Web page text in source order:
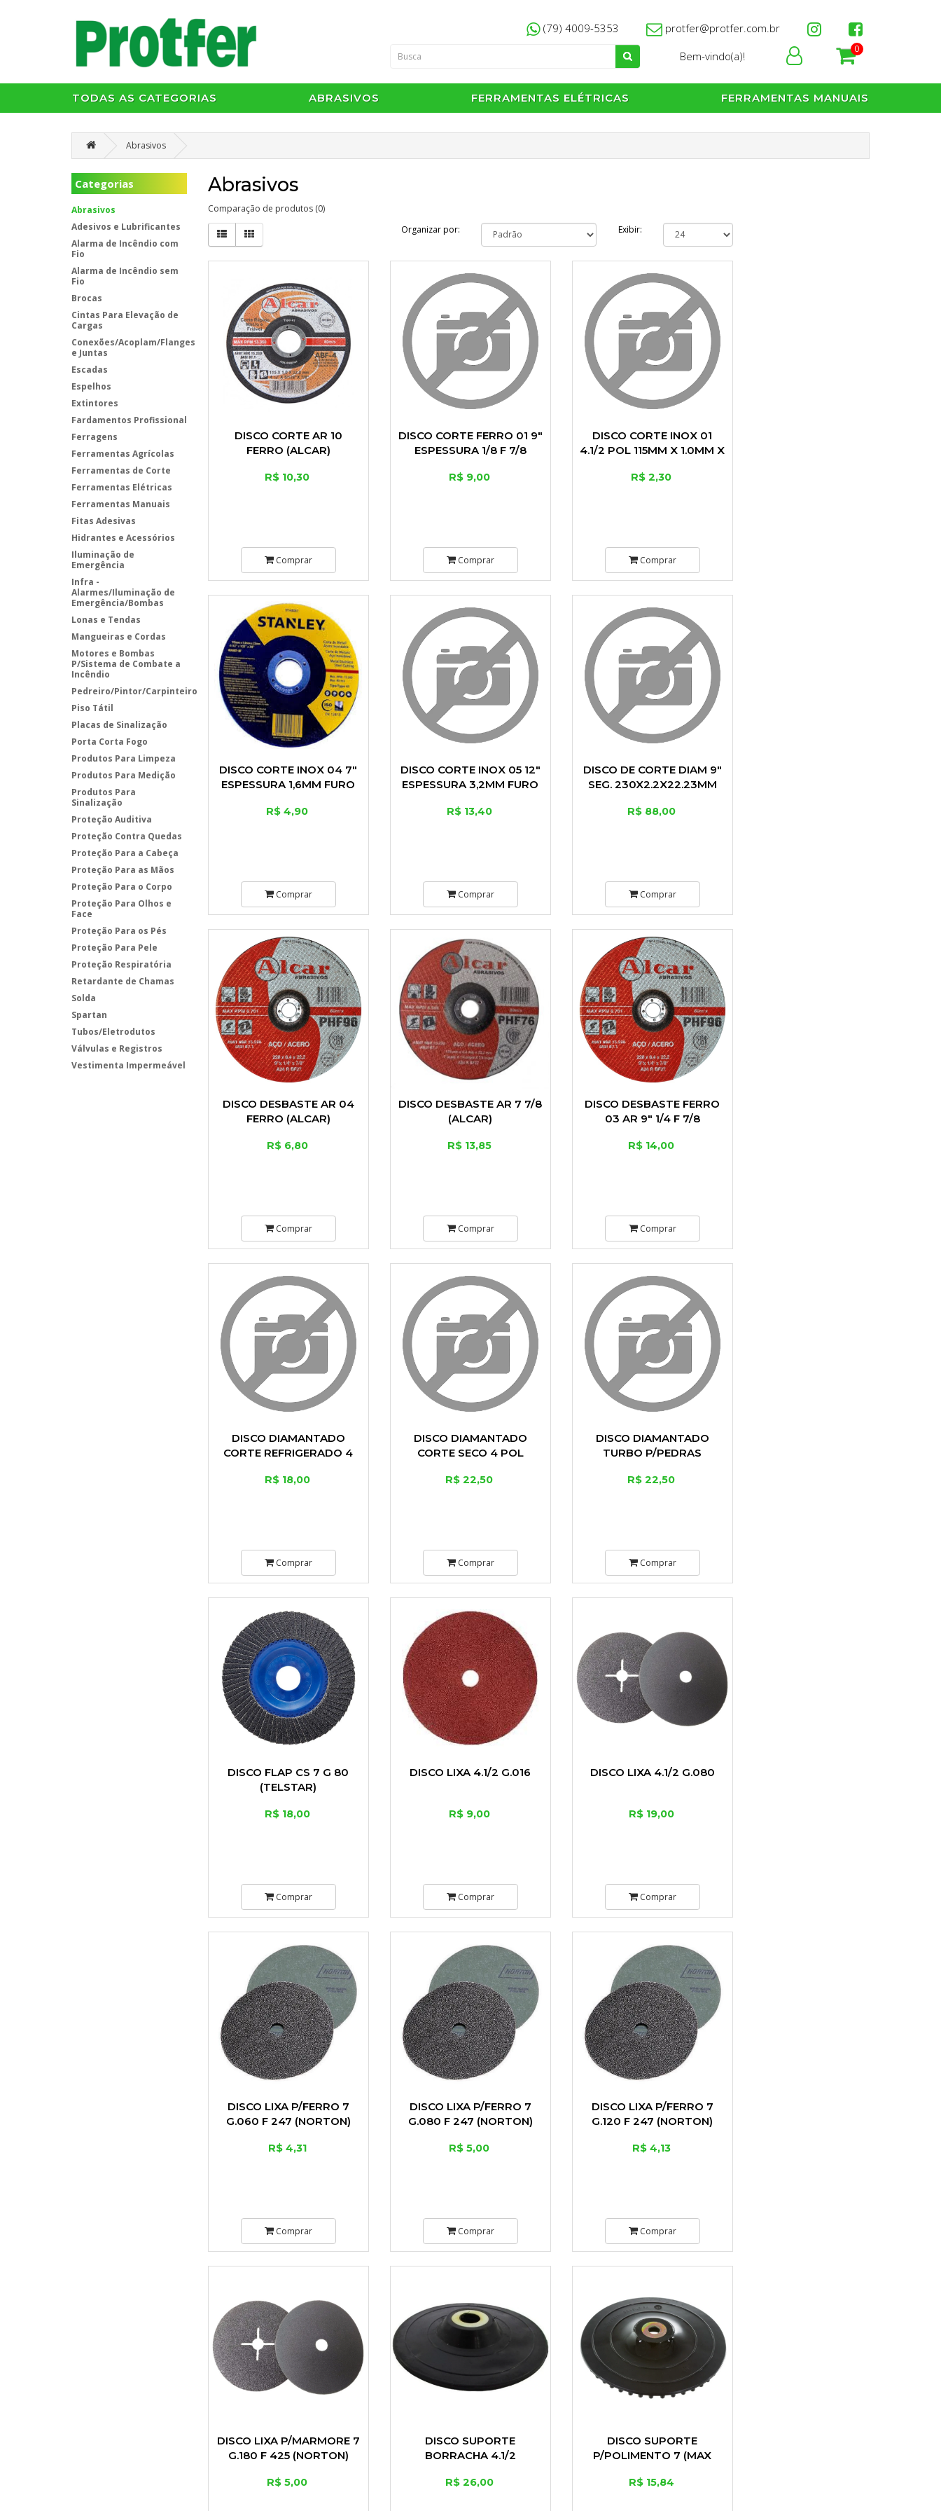
(79) 4009-5353 protfer@protfer.com.br
Bem-vindo(a)!
0
TODAS AS CATEGORIAS ABRASIVOS FERRAMENTAS ELÉTRICAS FERRAMENTAS MANUAIS
Abrasivos
Categorias
Abrasivos
Adesivos e Lubrificantes
Alarma de Incêndio com
Fio
Alarma de Incêndio sem
Fio
Brocas
Cintas Para Elevação de
Cargas
Conexões/Acoplam/Flanges
e Juntas
Escadas
Espelhos
Extintores
Fardamentos Profissional
Ferragens
Ferramentas Agrícolas
Ferramentas de Corte
Ferramentas Elétricas
Ferramentas Manuais
Fitas Adesivas
Hidrantes e Acessórios
Iluminação de
Emergência
Infra -
Alarmes/Iluminação de
Emergência/Bombas
Lonas e Tendas
Mangueiras e Cordas
Motores e Bombas
P/Sistema de Combate a
Incêndio
Pedreiro/Pintor/Carpinteiro
Piso Tátil
Placas de Sinalização
Porta Corta Fogo
Produtos Para Limpeza
Produtos Para Medição
Produtos Para
Sinalização
Proteção Auditiva
Proteção Contra Quedas
Proteção Para a Cabeça
Proteção Para as Mãos
Proteção Para o Corpo
Proteção Para Olhos e
Face
Proteção Para os Pés
Proteção Para Pele
Proteção Respiratória
Retardante de Chamas
Solda
Spartan
Tubos/Eletrodutos
Válvulas e Registros
Vestimenta Impermeável
Abrasivos
Comparação de produtos (0)
Organizar por:
Exibir:
DISCO CORTE AR 10
FERRO (ALCAR)
R$ 10,30
Comprar
DISCO CORTE FERRO 01 9"
ESPESSURA 1/8 F 7/8
R$ 9,00
Comprar
DISCO CORTE INOX 01
4.1/2 POL 115MM X 1.0MM X
R$ 2,30
Comprar
DISCO CORTE INOX 04 7"
ESPESSURA 1,6MM FURO
R$ 4,90
Comprar
DISCO CORTE INOX 05 12"
ESPESSURA 3,2MM FURO
R$ 13,40
Comprar
DISCO DE CORTE DIAM 9"
SEG. 230X2.2X22.23MM
R$ 88,00
Comprar
DISCO DESBASTE AR 04
FERRO (ALCAR)
R$ 6,80
Comprar
DISCO DESBASTE AR 7 7/8
(ALCAR)
R$ 13,85
Comprar
DISCO DESBASTE FERRO
03 AR 9" 1/4 F 7/8
R$ 14,00
Comprar
DISCO DIAMANTADO
CORTE REFRIGERADO 4
R$ 18,00
Comprar
DISCO DIAMANTADO
CORTE SECO 4 POL
R$ 22,50
Comprar
DISCO DIAMANTADO
TURBO P/PEDRAS
POL 105 MM
R$ 22,50
Comprar
DISCO FLAP CS 7 G 80
(TELSTAR)
R$ 18,00
Comprar
DISCO LIXA 4.1/2 G.016
R$ 9,00
Comprar
DISCO LIXA 4.1/2 G.080
R$ 19,00
Comprar
DISCO LIXA P/FERRO 7
G.060 F 247 (NORTON)
R$ 4,31
Comprar
DISCO LIXA P/FERRO 7
G.080 F 247 (NORTON)
R$ 5,00
Comprar
DISCO LIXA P/FERRO 7
G.120 F 247 (NORTON)
R$ 4,13
Comprar
DISCO LIXA P/MARMORE 7
G.180 F 425 (NORTON)
R$ 5,00
DISCO SUPORTE
BORRACHA 4.1/2
R$ 26,00
DISCO SUPORTE
P/POLIMENTO 7 (MAX
R$ 15,84